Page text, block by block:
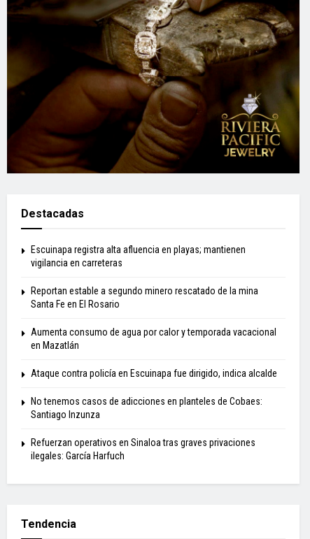
Destacadas
Escuinapa registra alta afluencia en playas; mantienen
vigilancia en carreteras
Reportan estable a segundo minero rescatado de la mina
Santa Fe en El Rosario
Aumenta consumo de agua por calor y temporada vacacional
en Mazatlán
Ataque contra policía en Escuinapa fue dirigido, indica alcalde
No tenemos casos de adicciones en planteles de Cobaes:
Santiago Inzunza
Refuerzan operativos en Sinaloa tras graves privaciones
ilegales: García Harfuch
Tendencia